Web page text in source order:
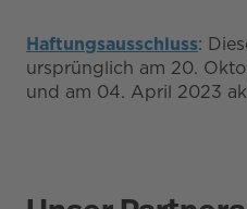
Haftungsausschluss:
ursprünglich am 20.
und am 04. April 2023